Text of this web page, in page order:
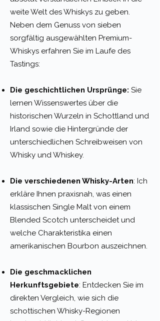
weite Welt des Whiskys zu geben.
Neben dem Genuss von sieben
sorgfältig ausgewählten Premium-
Whiskys erfahren Sie im Laufe des
Tastings:
Die geschichtlichen Ursprünge: Sie
lernen Wissenswertes über die
historischen Wurzeln in Schottland und
Irland sowie die Hintergründe der
unterschiedlichen Schreibweisen von
Whisky und Whiskey.
Die verschiedenen Whisky-Arten: Ich
erkläre Ihnen praxisnah, was einen
klassischen Single Malt von einem
Blended Scotch unterscheidet und
welche Charakteristika einen
amerikanischen Bourbon auszeichnen.
Die geschmacklichen
Herkunftsgebiete: Entdecken Sie im
direkten Vergleich, wie sich die
schottischen Whisky-Regionen